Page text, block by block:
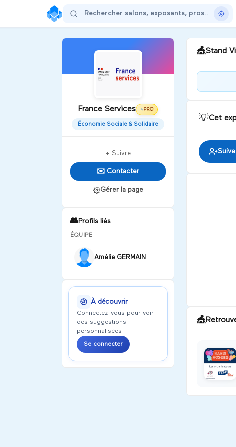
France Services ⭐PRO
Économie Sociale & Solidaire
+ Suivre
✉️ Contacter
Gérer la page
👥Profils liés
ÉQUIPE
Amélie GERMAIN
À découvrir
Connectez-vous pour voir
des suggestions
personnalisées
Se connecter
🎪Stand
💡Cet
🎪